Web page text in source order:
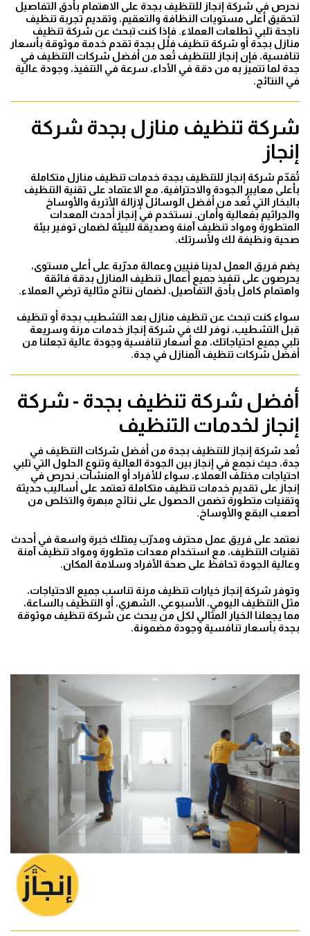
نحرص في شركة إنجاز للتنظيف بجدة على الاهتمام بأدق التفاصيل
لتحقيق أعلى مستويات النظافة والتعقيم، وتقديم تجربة تنظيف
ناجحة تلبي تطلعات العملاء. فإذا كنت تبحث عن شركة تنظيف
منازل بجدة أو شركة تنظيف فلل بجدة تقدم خدمة موثوقة بأسعار
تنافسية، فإن إنجاز للتنظيف تُعد من أفضل شركات التنظيف في
جدة لما تتميز به من دقة في الأداء، سرعة في التنفيذ، وجودة عالية
في النتائج.
شركة تنظيف منازل بجدة شركة
إنجاز
تُقدّم شركة إنجاز للتنظيف بجدة خدمات تنظيف منازل متكاملة
بأعلى معايير الجودة والاحترافية، مع الاعتماد على تقنية التنظيف
بالبخار التي تُعد من أفضل الوسائل لإزالة الأتربة والأوساخ
والجراثيم بفعالية وأمان. نستخدم في إنجاز أحدث المعدات
المتطورة ومواد تنظيف آمنة وصديقة للبيئة لضمان توفير بيئة
صحية ونظيفة لك ولأسرتك.
يضم فريق العمل لدينا فنيين وعمالة مدرّبة على أعلى مستوى،
يحرصون على تنفيذ جميع أعمال تنظيف المنازل بدقة فائقة
واهتمام كامل بأدق التفاصيل، لضمان نتائج مثالية ترضي العملاء.
سواء كنت تبحث عن تنظيف منازل بعد التشطيب بجدة أو تنظيف
قبل التشطيب، نوفر لك في شركة إنجاز خدمات مرنة وسريعة
تلبي جميع احتياجاتك، مع أسعار تنافسية وجودة عالية تجعلنا من
أفضل شركات تنظيف المنازل في جدة.
أفضل شركة تنظيف بجدة - شركة
إنجاز لخدمات التنظيف
تُعد شركة إنجاز للتنظيف بجدة من أفضل شركات التنظيف في
جدة، حيث نجمع في إنجاز بين الجودة العالية وتنوع الحلول التي تلبي
احتياجات مختلف العملاء، سواء للأفراد أو المنشآت. نحرص في
إنجاز على تقديم خدمات تنظيف متكاملة تعتمد على أساليب حديثة
وتقنيات متطورة تضمن الحصول على نتائج مبهرة والتخلص من
أصعب البقع والأوساخ.
نعتمد على فريق عمل محترف ومدرّب يمتلك خبرة واسعة في أحدث
تقنيات التنظيف، مع استخدام معدات متطورة ومواد تنظيف آمنة
وعالية الجودة تحافظ على صحة الأفراد وسلامة المكان.
وتوفر شركة إنجاز خيارات تنظيف مرنة تناسب جميع الاحتياجات،
مثل التنظيف اليومي، الأسبوعي، الشهري، أو التنظيف بالساعة،
مما يجعلنا الخيار المثالي لكل من يبحث عن شركة تنظيف موثوقة
بجدة بأسعار تنافسية وجودة مضمونة.